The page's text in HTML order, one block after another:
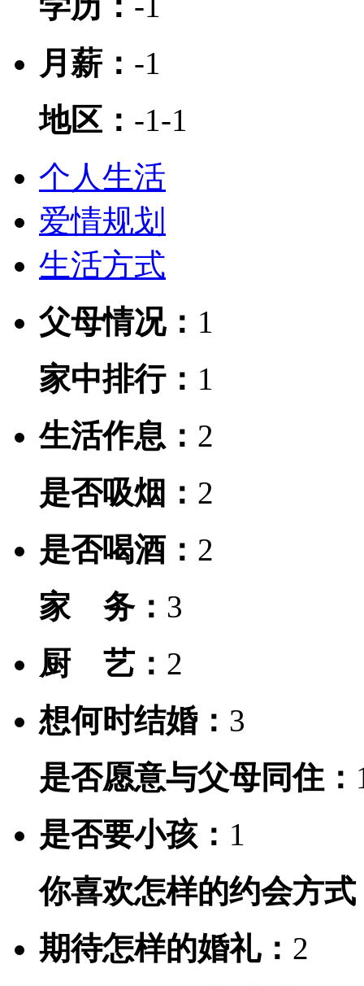
月薪： -1
地区： -1-1
个人生活
爱情规划
生活方式
父母情况： 1
家中排行： 1
生活作息： 2
是否吸烟： 2
是否喝酒： 2
家 务： 3
厨 艺： 2
想何时结婚： 3
是否愿意与父母同住：
是否要小孩： 1
你喜欢怎样的约会方式
期待怎样的婚礼： 2